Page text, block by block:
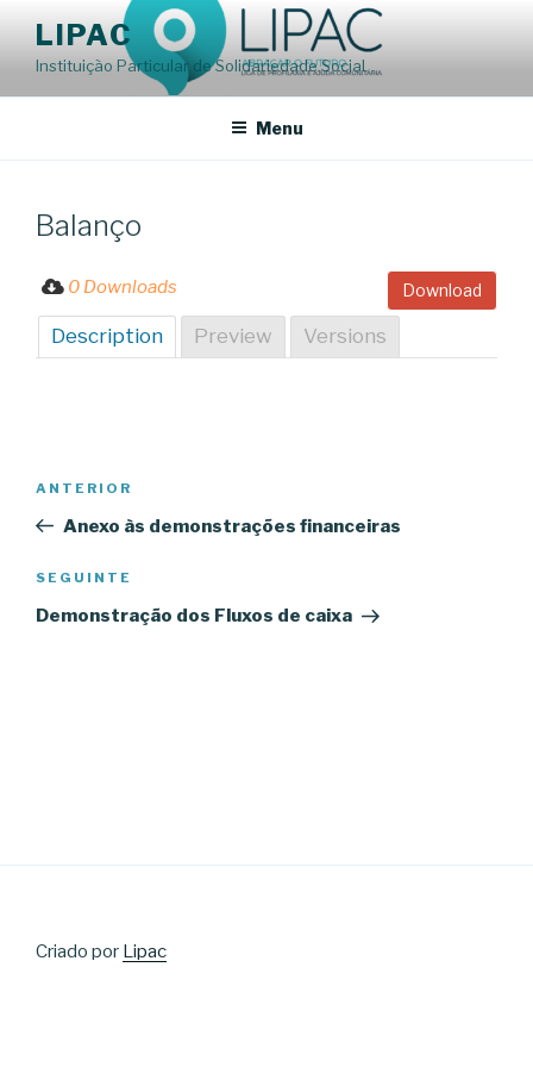
conteúdo
LIPAC
Instituição Particular de Solidariedade Social
Menu
Balanço
Download
0 Downloads
Description Preview Versions
artigos
Conteúdo
anterior
ANTERIOR
Anexo às demonstrações financeiras
Conteúdo
seguinte
SEGUINTE
Demonstração dos Fluxos de caixa
Criado por Lipac